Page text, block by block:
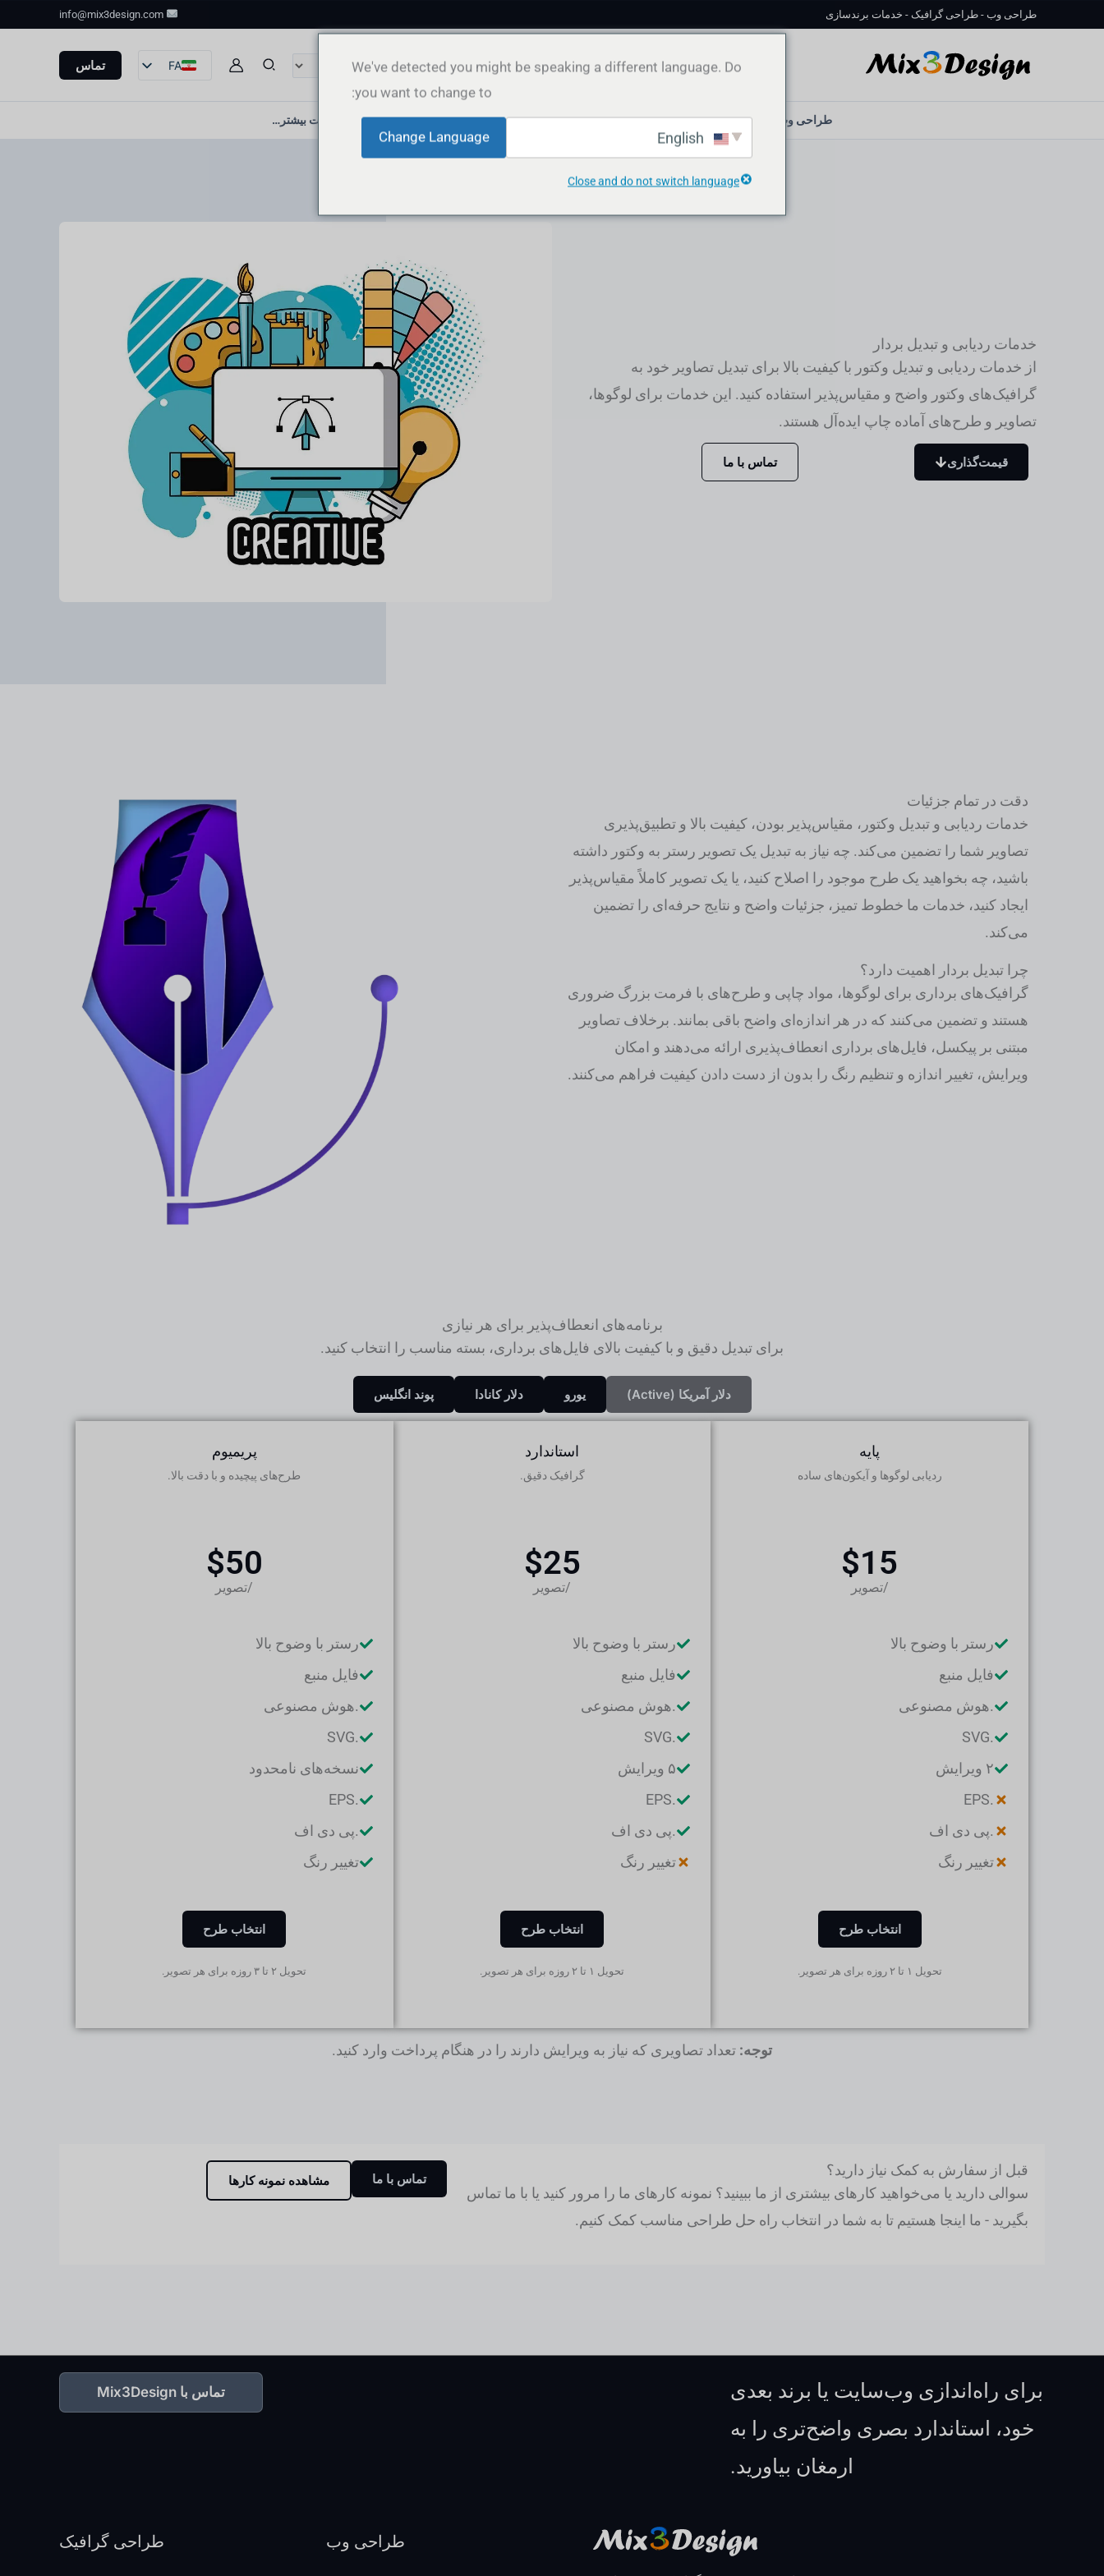
طراحی وب - طراحی گرافیک - خدمات برندسازی info@mix3design.com
a
currency
FA
تماس
طراحی وب طراحی گرافیک محتوا و بازاریابی نمونه کارها میزبانی وب خدمات بیشتر…
خدمات ردیابی و تبدیل بردار
از خدمات ردیابی و تبدیل وکتور با کیفیت بالا برای تبدیل تصاویر خود به
گرافیک‌های وکتور واضح و مقیاس‌پذیر استفاده کنید. این خدمات برای لوگوها،
تصاویر و طرح‌های آماده چاپ ایده‌آل هستند.
قیمت‌گذاری تماس با ما
دقت در تمام جزئیات
خدمات ردیابی و تبدیل وکتور، مقیاس‌پذیر بودن، کیفیت بالا و تطبیق‌پذیری
تصاویر شما را تضمین می‌کند. چه نیاز به تبدیل یک تصویر رستر به وکتور داشته
باشید، چه بخواهید یک طرح موجود را اصلاح کنید، یا یک تصویر کاملاً مقیاس‌پذیر
ایجاد کنید، خدمات ما خطوط تمیز، جزئیات واضح و نتایج حرفه‌ای را تضمین
می‌کند.
چرا تبدیل بردار اهمیت دارد؟
گرافیک‌های برداری برای لوگوها، مواد چاپی و طرح‌های با فرمت بزرگ ضروری
هستند و تضمین می‌کنند که در هر اندازه‌ای واضح باقی بمانند. برخلاف تصاویر
مبتنی بر پیکسل، فایل‌های برداری انعطاف‌پذیری ارائه می‌دهند و امکان
ویرایش، تغییر اندازه و تنظیم رنگ را بدون از دست دادن کیفیت فراهم می‌کنند.
برنامه‌های انعطاف‌پذیر برای هر نیازی
برای تبدیل دقیق و با کیفیت بالای فایل‌های برداری، بسته مناسب را انتخاب کنید.
دلار آمریکا (active) یورو دلار کانادا پوند انگلیس
پایه
ردیابی لوگوها و آیکون‌های ساده
$15
/تصویر
رستر با وضوح بالا
فایل منبع
.هوش مصنوعی
.SVG
۲ ویرایش
.EPS
.پی دی اف
تغییر رنگ
انتخاب طرح
تحویل ۱ تا ۲ روزه برای هر تصویر.
استاندارد
گرافیک دقیق.
$25
/تصویر
رستر با وضوح بالا
فایل منبع
.هوش مصنوعی
.SVG
۵ ویرایش
.EPS
.پی دی اف
تغییر رنگ
انتخاب طرح
تحویل ۱ تا ۲ روزه برای هر تصویر.
پریمیوم
طرح‌های پیچیده و با دقت بالا.
$50
/تصویر
رستر با وضوح بالا
فایل منبع
.هوش مصنوعی
.SVG
نسخه‌های نامحدود
.EPS
.پی دی اف
تغییر رنگ
انتخاب طرح
تحویل ۲ تا ۳ روزه برای هر تصویر.
توجه: تعداد تصاویری که نیاز به ویرایش دارند را در هنگام پرداخت وارد کنید.
قبل از سفارش به کمک نیاز دارید؟
سوالی دارید یا می‌خواهید کارهای بیشتری از ما ببینید؟ نمونه کارهای ما را مرور کنید یا با ما تماس
بگیرید - ما اینجا هستیم تا به شما در انتخاب راه حل طراحی مناسب کمک کنیم.
تماس با ما مشاهده نمونه کارها
برای راه‌اندازی وب‌سایت یا برند بعدی
خود، استاندارد بصری واضح‌تری را به
ارمغان بیاورید.
تماس با Mix3Design
طراحی وب طراحی گرافیک
We've detected you might be speaking a different language. Do
you want to change to:
Change Language
Close and do not switch language